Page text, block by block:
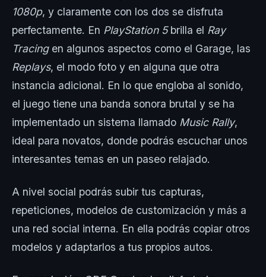
1080p, y claramente con los dos se disfruta
perfectamente. En PlayStation 5brilla el Ray
Tracing en algunos aspectos como el Garage, las
Replays, el modo foto y en alguna que otra
instancia adicional. En lo que engloba al sonido,
el juego tiene una banda sonora brutal y se ha
implementado un sistema llamado Music Rally,
ideal para novatos, donde podrás escuchar unos
interesantes temas en un paseo relajado.
A nivel social podrás subir tus capturas,
repeticiones, modelos de customización y más a
una red social interna. En ella podrás copiar otros
modelos y adaptarlos a tus propios autos.